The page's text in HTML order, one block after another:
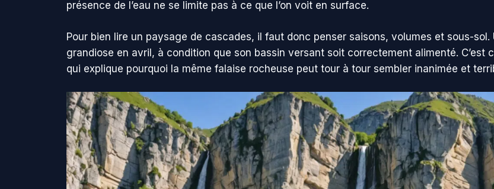
présence de l’eau ne se limite pas à ce que l’on voit en surface.
Pour bien lire un paysage de cascades, il faut donc penser saisons, volumes et sous-
grandiose en avril, à condition que son bassin versant soit correctement alimenté. C’est
qui explique pourquoi la même falaise rocheuse peut tour à tour sembler inanimée et